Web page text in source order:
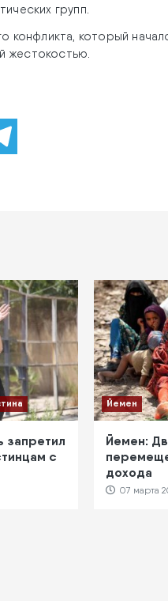
групп.
который
жестокостью.
запретил
с
Йемен
Йемен:
дохода
07 марта